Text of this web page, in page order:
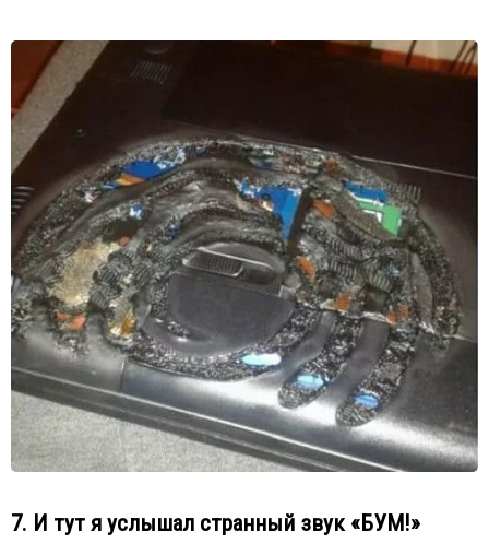
7. И тут я услышал странный звук «БУМ!»